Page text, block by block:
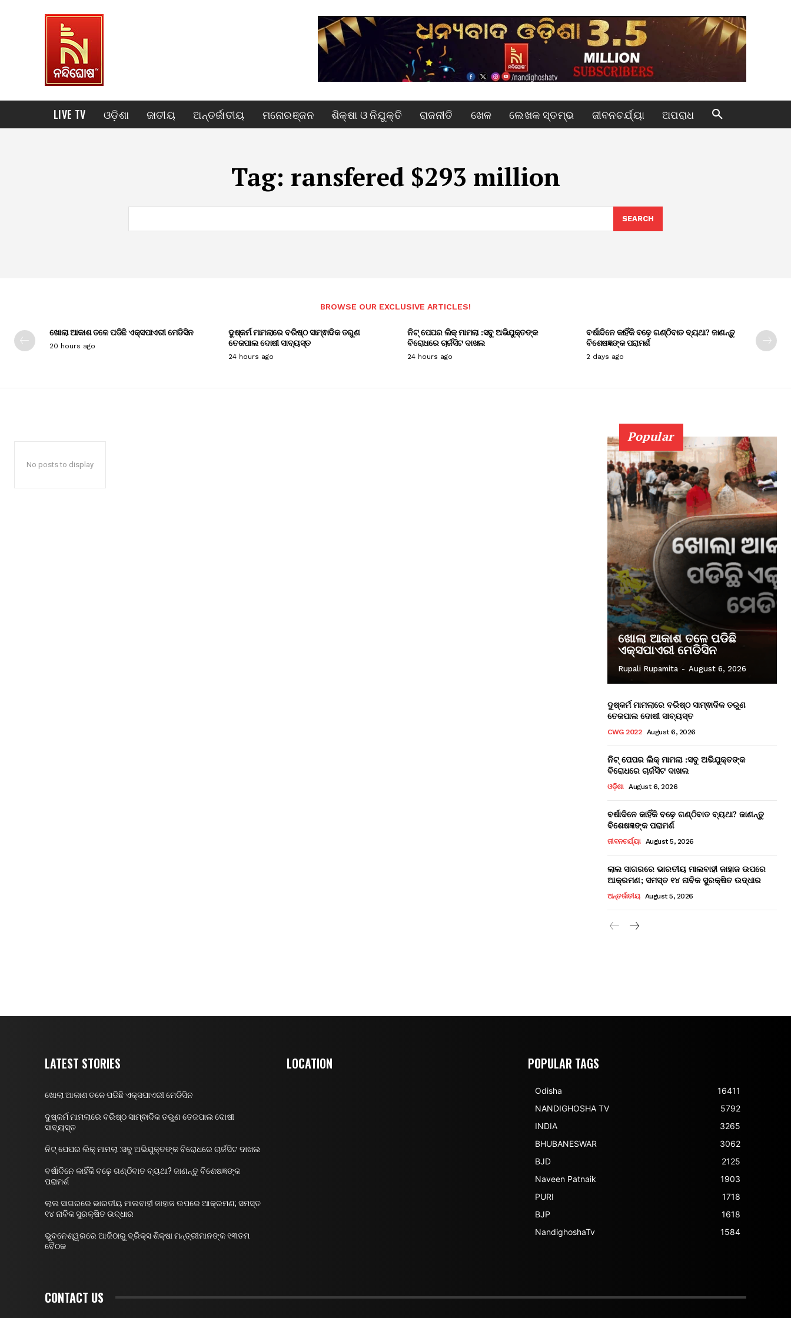
LIVE TV ଓଡ଼ିଶା ଜାତୀୟ ଅନ୍ତର୍ଜାତୀୟ ମନୋରଞ୍ଜନ ଶିକ୍ଷା ଓ ନିଯୁକ୍ତି ରାଜନୀତି ଖେଳ ଲେଖକ ସ୍ତମ୍ଭ ଜୀବନଚର୍ଯ୍ୟା ଅପରାଧ
Tag: ransfered $293 million
SEARCH
BROWSE OUR EXCLUSIVE ARTICLES!
ଖୋଲା ଆକାଶ ତଳେ ପଡିଛି ଏକ୍ସପାଏରୀ ମେଡିସିନ
20 hours ago
ଦୁଷ୍କର୍ମ ମାମଲାରେ ବରିଷ୍ଠ ସାମ୍ଵାଦିକ ତରୁଣ
ତେଜପାଲ ଦୋଷୀ ସାବ୍ୟସ୍ତ
24 hours ago
ନିଟ୍ ପେପର ଲିକ୍ ମାମଲା :ସବୁ ଅଭିଯୁକ୍ତଙ୍କ
ବିରୋଧରେ ଚାର୍ଜସିଟ ଦାଖଲ
24 hours ago
ବର୍ଷାଦିନେ କାହିଁକି ବଢ଼େ ଗଣ୍ଠିବାତ ବ୍ୟଥା? ଜାଣନ୍ତୁ
ବିଶେଷଜ୍ଞଙ୍କ ପରାମର୍ଶ
2 days ago
No posts to display
Popular
ଖୋଲା ଆକାଶ ତଳେ ପଡିଛି
ଏକ୍ସପାଏରୀ ମେଡିସିନ
Rupali Rupamita - August 6, 2026
ଦୁଷ୍କର୍ମ ମାମଲାରେ ବରିଷ୍ଠ ସାମ୍ଵାଦିକ ତରୁଣ
ତେଜପାଲ ଦୋଷୀ ସାବ୍ୟସ୍ତ
CWG 2022 August 6, 2026
ନିଟ୍ ପେପର ଲିକ୍ ମାମଲା :ସବୁ ଅଭିଯୁକ୍ତଙ୍କ
ବିରୋଧରେ ଚାର୍ଜସିଟ ଦାଖଲ
ଓଡ଼ିଶା August 6, 2026
ବର୍ଷାଦିନେ କାହିଁକି ବଢ଼େ ଗଣ୍ଠିବାତ ବ୍ୟଥା? ଜାଣନ୍ତୁ
ବିଶେଷଜ୍ଞଙ୍କ ପରାମର୍ଶ
ଜୀବନଚର୍ଯ୍ୟା August 5, 2026
ଲାଲ ସାଗରରେ ଭାରତୀୟ ମାଲବାହୀ ଜାହାଜ ଉପରେ
ଆକ୍ରମଣ; ସମସ୍ତ ୧୪ ନାବିକ ସୁରକ୍ଷିତ ଉଦ୍ଧାର
ଅନ୍ତର୍ଜାତୀୟ August 5, 2026
LATEST STORIES
ଖୋଲା ଆକାଶ ତଳେ ପଡିଛି ଏକ୍ସପାଏରୀ ମେଡିସିନ
ଦୁଷ୍କର୍ମ ମାମଲାରେ ବରିଷ୍ଠ ସାମ୍ଵାଦିକ ତରୁଣ ତେଜପାଲ ଦୋଷୀ
ସାବ୍ୟସ୍ତ
ନିଟ୍ ପେପର ଲିକ୍ ମାମଲା :ସବୁ ଅଭିଯୁକ୍ତଙ୍କ ବିରୋଧରେ ଚାର୍ଜସିଟ ଦାଖଲ
ବର୍ଷାଦିନେ କାହିଁକି ବଢ଼େ ଗଣ୍ଠିବାତ ବ୍ୟଥା? ଜାଣନ୍ତୁ ବିଶେଷଜ୍ଞଙ୍କ
ପରାମର୍ଶ
ଲାଲ ସାଗରରେ ଭାରତୀୟ ମାଲବାହୀ ଜାହାଜ ଉପରେ ଆକ୍ରମଣ; ସମସ୍ତ
୧୪ ନାବିକ ସୁରକ୍ଷିତ ଉଦ୍ଧାର
ଭୁବନେଶ୍ୱରରେ ଆଜିଠାରୁ ବ୍ରିକ୍ସ ଶିକ୍ଷା ମନ୍ତ୍ରୀମାନଙ୍କ ୧୩ତମ
ବୈଠକ
LOCATION POPULAR TAGS
Odisha
16411
NANDIGHOSHA TV
5792
INDIA
3265
BHUBANESWAR
3062
BJD
2125
Naveen Patnaik
1903
PURI
1718
BJP
1618
NandighoshaTv
1584
CONTACT US